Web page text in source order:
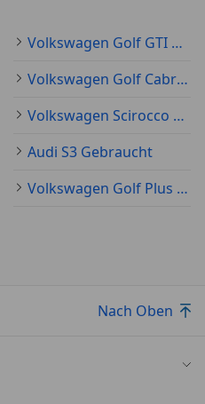
Volkswagen Golf GTI Gebraucht
Volkswagen Golf Cabriolet Gebraucht
Volkswagen Scirocco Gebraucht
Audi S3 Gebraucht
Volkswagen Golf Plus Gebraucht
Nach Oben